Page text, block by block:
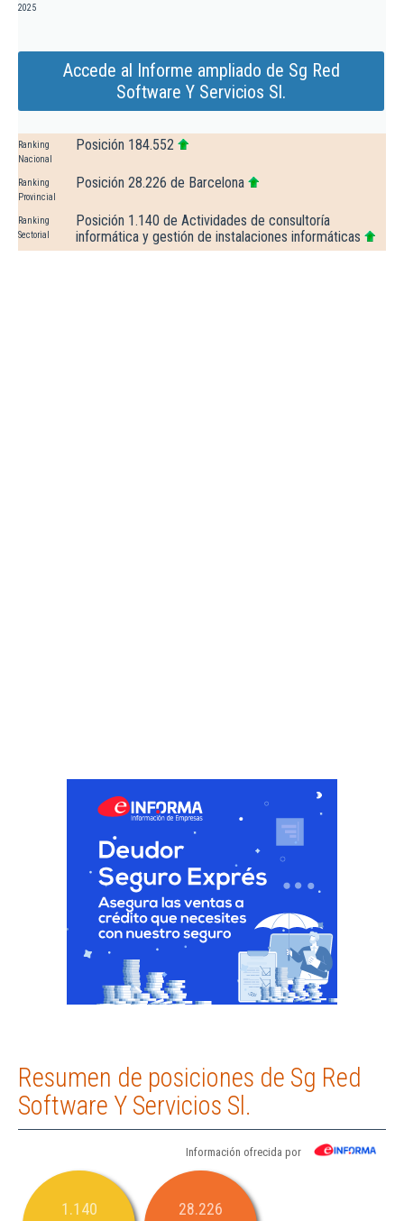
2025
Accede al Informe ampliado de Sg Red
Software Y Servicios Sl.
Ranking
Nacional
Posición 184.552
Ranking
Provincial
Posición 28.226 de Barcelona
Ranking
Sectorial
Posición 1.140 de Actividades de consultoría
informática y gestión de instalaciones informáticas
Resumen de posiciones de Sg Red
Software Y Servicios Sl.
Información ofrecida por
1.140 28.226